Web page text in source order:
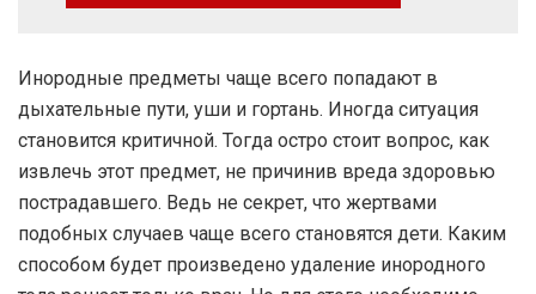
Инородные предметы чаще всего попадают в
дыхательные пути, уши и гортань. Иногда ситуация
становится критичной. Тогда остро стоит вопрос, как
извлечь этот предмет, не причинив вреда здоровью
пострадавшего. Ведь не секрет, что жертвами
подобных случаев чаще всего становятся дети. Каким
способом будет произведено удаление инородного